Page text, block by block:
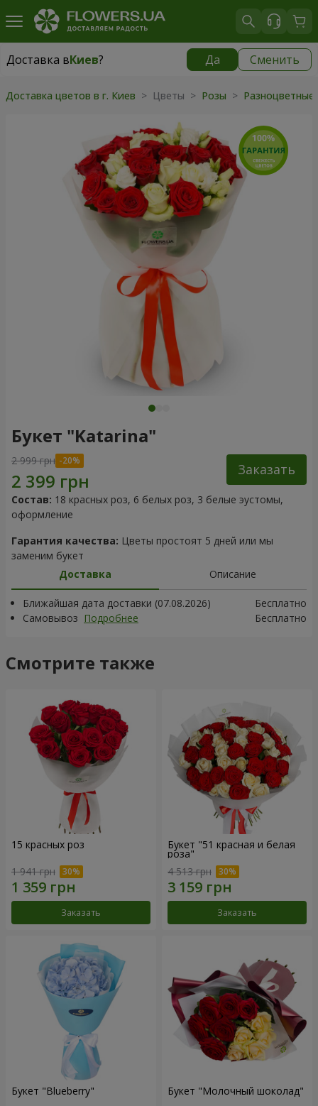
Доставка вКиев? Да Сменить
Доставка вКиев
Доставка цветов в г. Киев > Цветы > Розы >
Букет "Katarina"
2 999 грн
Заказать
Состав: 18 красных роз, 6 белых роз, 3 белые эустомы,
оформление
Гарантия качества: Цветы простоят 5 дней или мы
заменим букет
Доставка
Описание
Ближайшая дата доставки (07.08.2026)
Бесплатно
Самовывоз Подробнее Бесплатно
Смотрите также
15 красных роз
1 941 грн
Заказать
Букет "51 красная и белая
роза"
4 513 грн
Заказать
Букет "Blueberry" Букет "Молочный шоколад"